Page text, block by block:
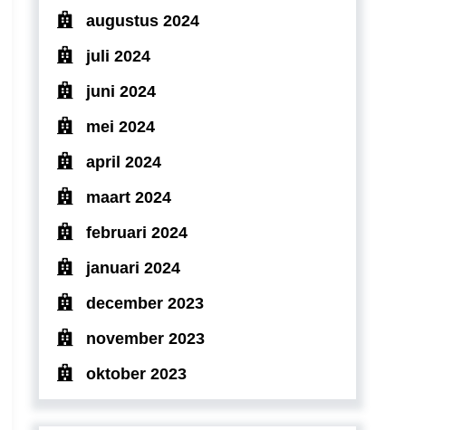
augustus 2024
juli 2024
juni 2024
mei 2024
april 2024
maart 2024
februari 2024
januari 2024
december 2023
november 2023
oktober 2023